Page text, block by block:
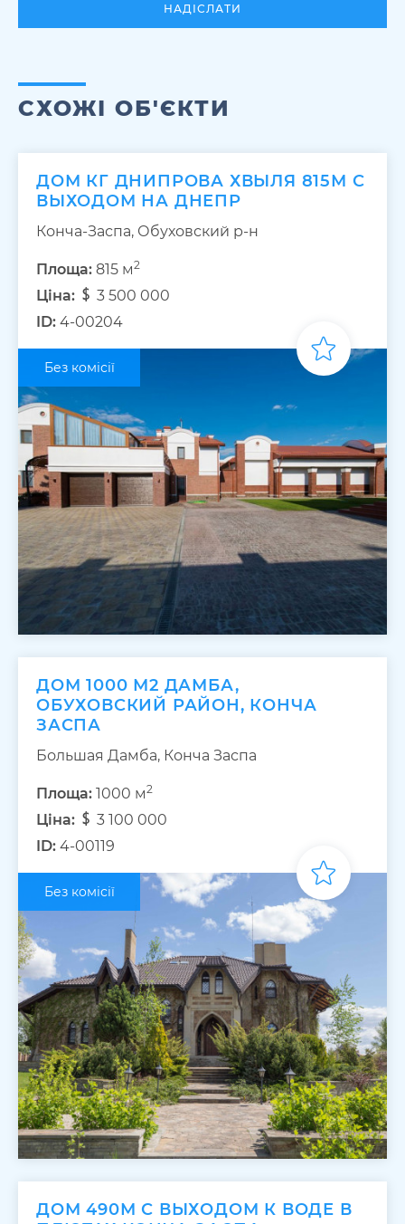
НАДІСЛАТИ
СХОЖІ ОБ'ЄКТИ
ДОМ КГ ДНИПРОВА ХВЫЛЯ 815М С
ВЫХОДОМ НА ДНЕПР
Конча-Заспа, Обуховский р-н
Площа: 815 м2
Ціна:
3 500 000
ID: 4-00204
Без комісії
ДОМ 1000 М2 ДАМБА,
ОБУХОВСКИЙ РАЙОН, КОНЧА
ЗАСПА
Большая Дамба, Конча Заспа
Площа: 1000 м2
Ціна:
3 100 000
ID: 4-00119
Без комісії
ДОМ 490М С ВЫХОДОМ К ВОДЕ В